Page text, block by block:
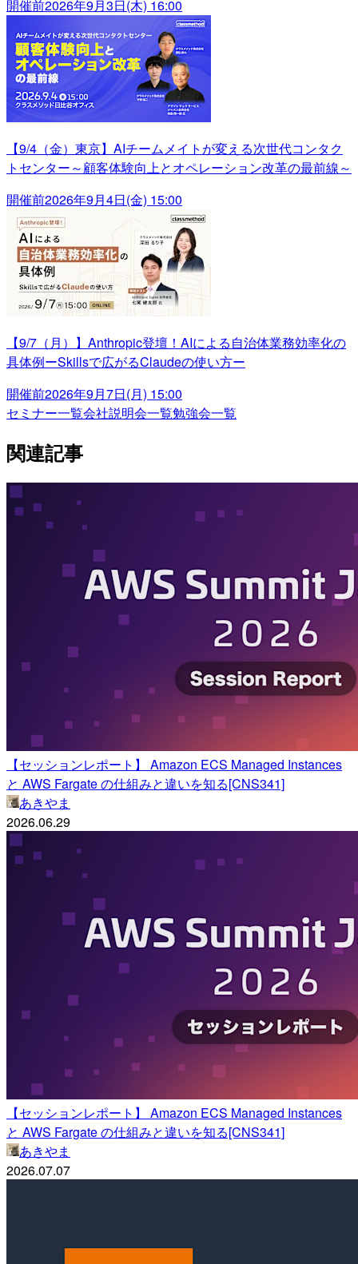
開催前2026年9月3日(木) 16:00
【9/4（金）東京】AIチームメイトが変える次世代コンタク
トセンター～顧客体験向上とオペレーション改革の最前線～
開催前2026年9月4日(金) 15:00
【9/7（月）】Anthropic登壇！AIによる自治体業務効率化の
具体例ーSkillsで広がるClaudeの使い方ー
開催前2026年9月7日(月) 15:00
セミナー一覧会社説明会一覧勉強会一覧
関連記事
【セッションレポート】 Amazon ECS Managed Instances
と AWS Fargate の仕組みと違いを知る[CNS341]
あきやま
2026.06.29
【セッションレポート】 Amazon ECS Managed Instances
と AWS Fargate の仕組みと違いを知る[CNS341]
あきやま
2026.07.07